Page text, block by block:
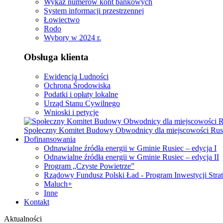
Wykaz numerów kont bankowych
System informacji przestrzennej
Łowiectwo
Rodo
Wybory w 2024 r.
Obsługa klienta
Ewidencja Ludności
Ochrona Środowiska
Podatki i opłaty lokalne
Urząd Stanu Cywilnego
Wnioski i petycje
Społeczny Komitet Budowy Obwodnicy dla miejscowości
Dofinansowania
Odnawialne źródła energii w Gminie Rusiec – edycja I
Odnawialne źródła energii w Gminie Rusiec – edycja II
Program „Czyste Powietrze”
Rządowy Fundusz Polski Ład - Program Inwestycji
Maluch+
Inne
Kontakt
Aktualności